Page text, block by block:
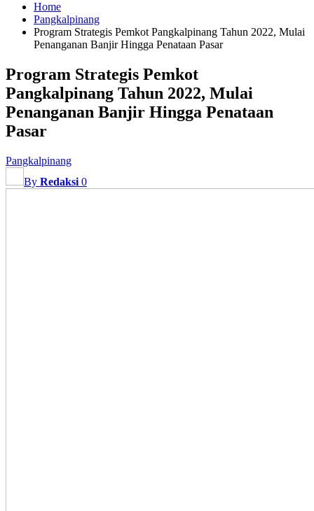
Home
Pangkalpinang
Program Strategis Pemkot Pangkalpinang Tahun 2022, Mulai
Penanganan Banjir Hingga Penataan Pasar
Program Strategis Pemkot
Pangkalpinang Tahun 2022, Mulai
Penanganan Banjir Hingga Penataan
Pasar
Pangkalpinang
By Redaksi 0